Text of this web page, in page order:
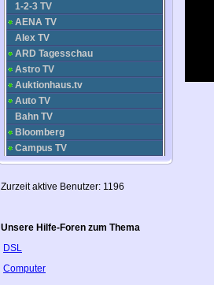
1-2-3 TV
AENA TV
Alex TV
ARD Tagesschau
Astro TV
Auktionhaus.tv
Auto TV
Bahn TV
Bloomberg
Campus TV
Center.TV
Deluxe Music
Donau TV
FashionGuide TV
Zurzeit aktive Benutzer: 1196
Unsere Hilfe-Foren zum Thema
DSL
Computer